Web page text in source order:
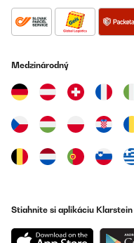
Amazon-Benutzer
Amazon-Benutzer
Preložiť
Medzinárodný
Stiahnite si aplikáciu Klarstein